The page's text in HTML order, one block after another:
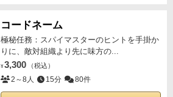
コードネーム
極秘任務：スパイマスターのヒントを手掛か
りに、敵対組織より先に味方の...
¥ 3,300 （税込）
2～8人 15分 80件